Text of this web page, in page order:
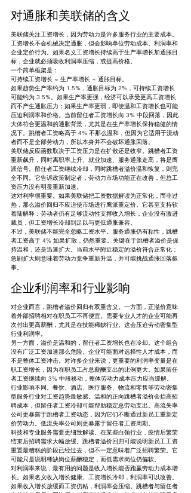
对通胀和美联储的含义
美联储关注工资增长，因为劳动力是许多服务行业的主要成本。
工资增长不会机械决定通胀，但会影响单位劳动成本、利润率和
企业定价行为。如果名义工资增长持续高于生产率增长加通胀目
标，企业就必须吸收利润率压缩，或提高价格。
一个简单框架是：
可持续工资增长 ≈ 生产率增长 + 通胀目标。
如果趋势生产率约为 1.5%，通胀目标为 2%，可持续工资增长
可能约为 3.5%。如果生产率更强，经济可以承受更高工资增长
而不产生通胀压力；如果生产率更弱，即使温和工资增长也可能
压迫利润率和价格。当前留任者工资增长向 3% 中段回落，因此
大体符合更温和的通胀背景，尤其是在生产率增长保持稳健的情
况下。跳槽者工资略高于 4% 不那么温和，但因为它适用于流动
者而不是全部劳动力，所以本身并不会破坏通胀回落。
美联储反应函数取决于工资压力是在扩散还是收窄。跳槽者工资
重新飙升，同时离职率上升、就业加速、服务通胀走高，将是鹰
派信号。留任者工资继续冷却，同时跳槽者溢价温和恢复，则完
全不同。它告诉政策制定者，劳动力市场功能正在改善，但总工
资压力没有明显重新加速。
这对利率很重要。如果美联储把工资数据解读为正常化，而非过
热，那么溢价回归不应迫使市场进行鹰派重定价。它甚至支持软
着陆解释：劳动者仍有足够流动性支撑收入增长，企业没有激进
裁员，但工资增长冷却到足以与更低通胀兼容。
不过，美联储不能完全忽略工资水平。服务通胀仍有粘性，跳槽
者工资高于 4% 如果扩散，仍然重要。关键在于跳槽者溢价是保
持温和，还是迅速扩大。当前水平附近稳定的溢价符合正常化；
急剧扩大则意味着劳动力竞争重新升温，并可能挑战通胀回落叙
事。
企业利润率和行业影响
对企业而言，跳槽者溢价回归有双重含义。一方面，正溢价意味
着外部招聘相对在职员工不再便宜。需要专业人才的企业可能再
次付出更高薪酬，尤其是在技能稀缺行业。这会压迫劳动密集型
行业利润率。
另一方面，溢价是温和的，留任者工资增长也在冷却。这个组合
没有广泛工资加速那么危险。企业可能面对选择性人才成本，而
不是整体工资冲击。对许多企业来说，更重要的利润率变量是在
职工资增长，因为在职员工占总薪酬支出的比例更大。如果留任
者工资继续向 3% 中段移动，整体劳动力成本压力应当缓解。
行业影响不同。餐饮、酒店、医疗服务、物流和零售等劳动密集
型服务行业对工资趋势最敏感。温和的正向跳槽者溢价会抬高招
聘成本，但留任者工资冷却可能帮助稳定总劳动支出。高流失率
公司更暴露于跳槽者工资动态，因为它们不断通过新员工重新定
价劳动力。低流失率公司则更暴露于留任者工资周期。
科技和专业服务需要更细致解读。在某些白领行业，疫情后繁荣
结束后招聘需求大幅放缓。跳槽者溢价回归可能说明新员工工资
重置最糟糕的阶段已经过去，但不一定意味着广泛招聘繁荣。它
可能只是说明稀缺岗位薪酬稳定，而低需求岗位仍偏软。
对利润率来说，最有用的问题是收入增长能否跑赢劳动力成本增
长。如果名义收入增长健康、工资增长冷却，利润率可以改善。
如果收入增长放缓而工资仍粘，利润率会压缩。跳槽者与留任者